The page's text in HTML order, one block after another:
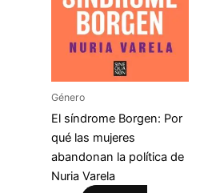
Género
El síndrome Borgen: Por
qué las mujeres
abandonan la política de
Nuria Varela